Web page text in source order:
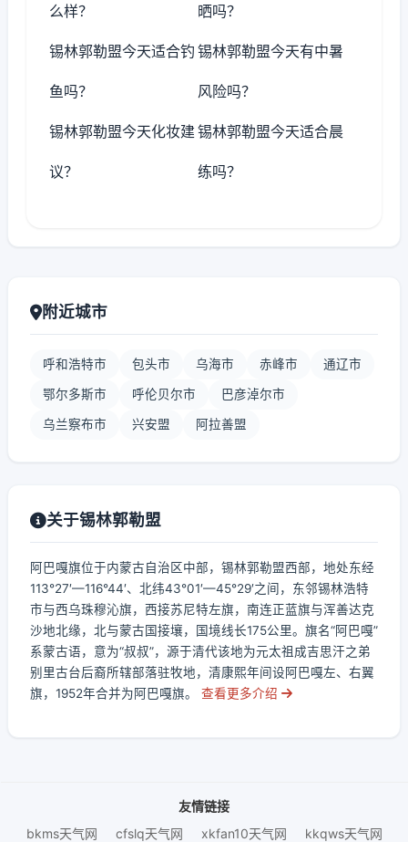
么样？ 晒吗？
锡林郭勒盟今天适合钓
鱼吗？
锡林郭勒盟今天有中暑
风险吗？
锡林郭勒盟今天化妆建
议？
锡林郭勒盟今天适合晨
练吗？
附近城市
呼和浩特市 包头市 乌海市 赤峰市 通辽市
鄂尔多斯市 呼伦贝尔市 巴彦淖尔市
乌兰察布市 兴安盟 阿拉善盟
关于锡林郭勒盟
阿巴嘎旗位于内蒙古自治区中部，锡林郭勒盟西部，地处东经
113°27′—116°44′、北纬43°01′—45°29′之间，东邻锡林浩特
市与西乌珠穆沁旗，西接苏尼特左旗，南连正蓝旗与浑善达克
沙地北缘，北与蒙古国接壤，国境线长175公里。旗名“阿巴嘎”
系蒙古语，意为“叔叔”，源于清代该地为元太祖成吉思汗之弟
别里古台后裔所辖部落驻牧地，清康熙年间设阿巴嘎左、右翼
旗，1952年合并为阿巴嘎旗。
查看更多介绍
友情链接
bkms天气网
cfslq天气网 xkfan10天气网 kkqws天气网